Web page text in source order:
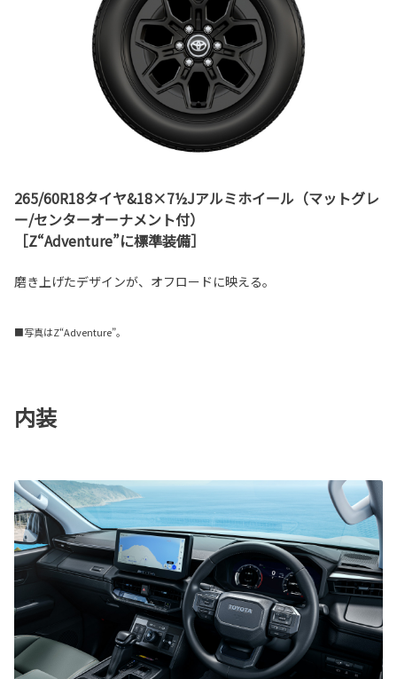
265/60R18タイヤ&18×7½Jアルミホイール（マットグレ
ー/センターオーナメント付）
［Z“Adventure”に標準装備］
磨き上げたデザインが、オフロードに映える。
■写真はZ“Adventure”。
内装